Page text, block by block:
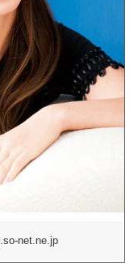
net.ne.jp